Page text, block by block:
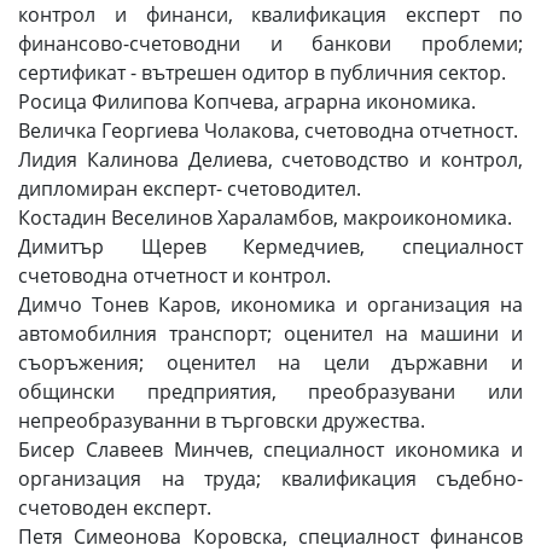
контрол и финанси, квалификация експерт по
финансово-счетоводни и банкови проблеми;
сертификат - вътрешен одитор в публичния сектор.
Росица Филипова Копчева, аграрна икономика.
Величка Георгиева Чолакова, счетоводна отчетност.
Лидия Калинова Делиева, счетоводство и контрол,
дипломиран експерт- счетоводител.
Костадин Веселинов Хараламбов, макроикономика.
Димитър Щерев Кермедчиев, специалност
счетоводна отчетност и контрол.
Димчо Тонев Каров, икономика и организация на
автомобилния транспорт; оценител на машини и
съоръжения; оценител на цели държавни и
общински предприятия, преобразувани или
непреобразуванни в търговски дружества.
Бисер Славеев Минчев, специалност икономика и
организация на труда; квалификация съдебно-
счетоводен експерт.
Петя Симеонова Коровска, специалност финансов